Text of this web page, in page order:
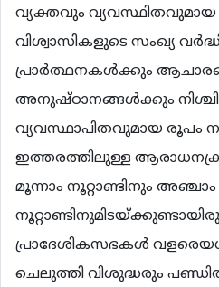
വ്യക്തവും വ്യവസ്ഥിതവുമായ
വിശ്വാസികളുടെ സംഖ്യ
പ്രാര്‍ത്ഥനകള്‍ക്കും
അനുഷ്ഠാനങ്ങള്‍ക്കും
വ്യവസ്ഥാപിതവുമായ രൂപം
ഇത്തരത്തിലുള്ള
മൂന്നാം നൂറ്റാണ്ടിനും അഞ്ചാം
പ്രാദേശികസഭകള്‍
ചെലുത്തി വിശുദ്ധരും